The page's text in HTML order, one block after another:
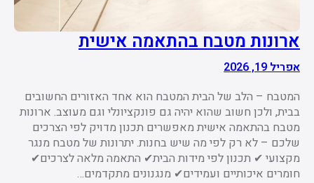
ארונות מטבח בהתאמה אישית
אפריל 19, 2026
המטבח – הלב של הבית המטבח הוא אחד האזורים החשובים
בבית, ולכן חשוב שהוא יהיה גם פונקציונלי וגם מעוצב. ארונות
מטבח בהתאמה אישית מאפשרים תכנון מדויק לפי הצרכים
שלכם – לא רק לפי מה שיש בחנות. יתרונות של מטבח מנגר
מקצועי ✔ תכנון לפי מידות הבית✔ התאמה מלאה לצרכים✔
חומרים איכותיים ועמידים✔ מנגנונים מתקדמים…